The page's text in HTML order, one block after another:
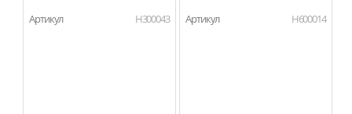
Артикул H300043 Артикул H600014